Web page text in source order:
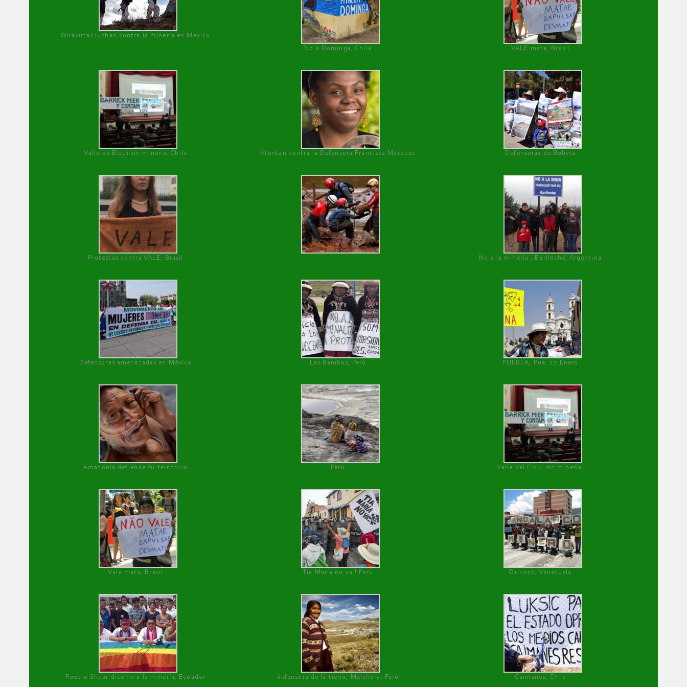
Wirakutas luchan contra la minería en México
No a Dominga, Chile
VALE mata, Brasil
Valle de Elqui sin minería. Chile Atentan contra la Defensora Francisca Márquez Defensoras de Bolivia
Protestas contra VALE, Brasil No a la minería , Bariloche, Argentina
Defensoras amenazadas en México Las Bambas, Perú PUEBLA, Pue, 27 Enero
Amazonía defiende su territorio Perú Valle del Elqui sin minería.
Vale mata, Brasil Tía María no va ! Perú Orinoco, Venezuela
Pueblo Shuar dice no a la minería, Ecuador defensora de la tierra, Melchora, Perú Caimanes, Chile